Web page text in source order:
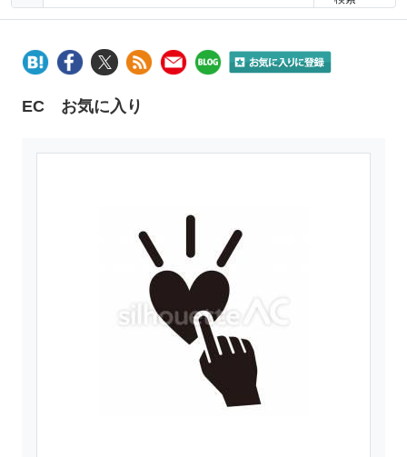
EC お気に入り